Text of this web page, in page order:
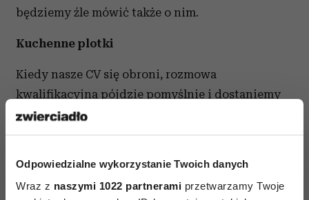
Odpowiedzialne wykorzystanie Twoich danych
Wraz z naszymi 1022 partnerami przetwarzamy Twoje
będziemy źle mówić także o nim.
Kuchenne plotki
Kiedy nasze CV się obroni, rozmowa
kwalifikacyjna pójdzie pomyślnie i dostaniemy
nową pracę, wówczas trafimy do nieznanego
zespołu. To także czas, gdy musimy się pilnować.
potrzebę zintegrowania się z zespołem. Stara
gwardia chce zaś dowiedzieć się czegoś